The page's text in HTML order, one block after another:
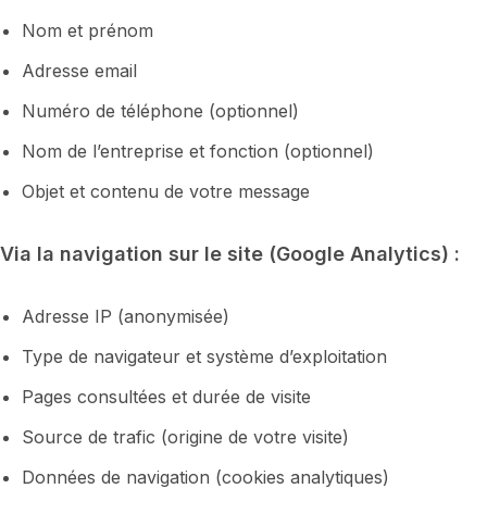
Nom et prénom
Adresse email
Numéro de téléphone (optionnel)
Nom de l’entreprise et fonction (optionnel)
Objet et contenu de votre message
Via la navigation sur le site (Google Analytics) :
Adresse IP (anonymisée)
Type de navigateur et système d’exploitation
Pages consultées et durée de visite
Source de trafic (origine de votre visite)
Données de navigation (cookies analytiques)